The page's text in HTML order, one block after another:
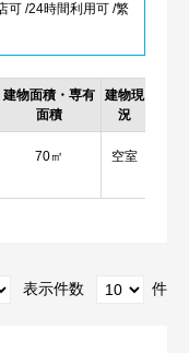
可 /24時間利用可 /繁
建物面積・専有
面積
建物現
況
70㎡ 空室
表示件数 件